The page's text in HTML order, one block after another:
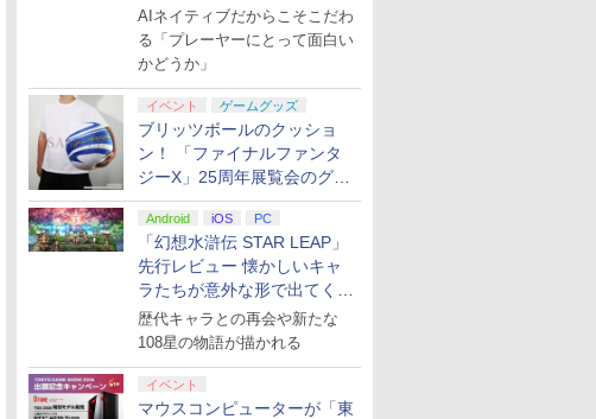
る“AI活用の信念”とは？【講
演レポート】
AIネイティブだからこそこだわ
る「プレーヤーにとって面白い
かどうか」
イベント ゲームグッズ
ブリッツボールのクッショ
ン！ 「ファイナルファンタ
ジーX」25周年展覧会のグッ
ズ情報が公開
Android iOS PC
「幻想水滸伝 STAR LEAP」
先行レビュー 懐かしいキャ
ラたちが意外な形で出てくる
シリーズ完全新作！
歴代キャラとの再会や新たな
108星の物語が描かれる
イベント
マウスコンピューターが「東